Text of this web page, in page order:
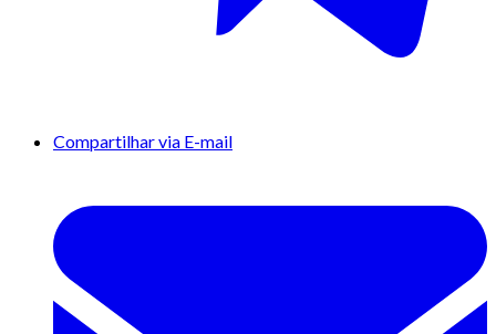
Compartilhar via E-mail